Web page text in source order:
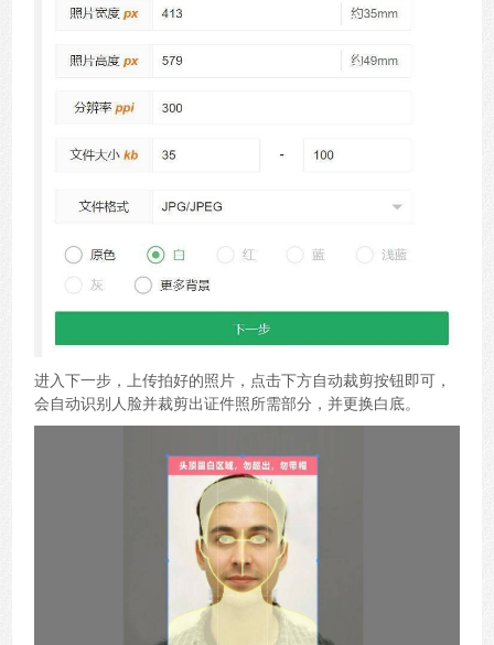
进入下一步，上传拍好的照片，点击下方自动裁剪按钮即可，
会自动识别人脸并裁剪出证件照所需部分，并更换白底。